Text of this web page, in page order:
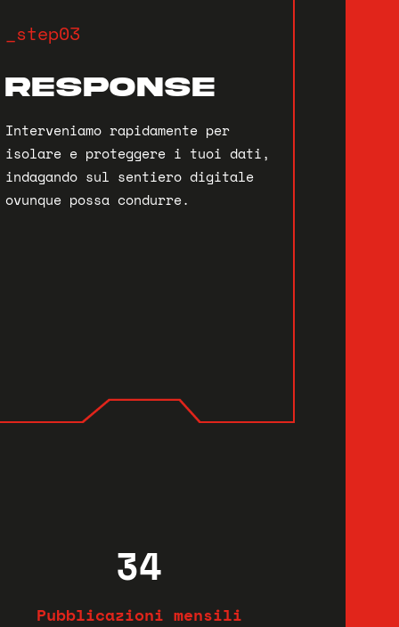
_step03
RESPONSE
Interveniamo rapidamente per
isolare e proteggere i tuoi dati,
indagando sul sentiero digitale
ovunque possa condurre.
34
Pubblicazioni mensili